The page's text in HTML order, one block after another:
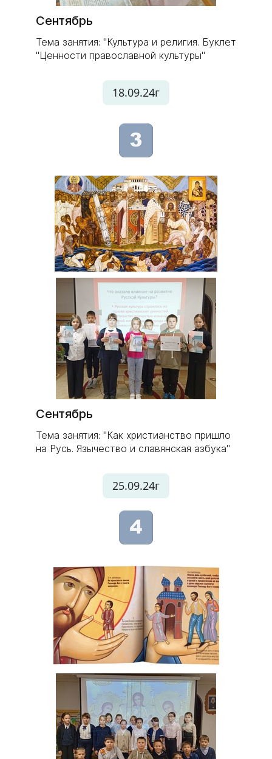
Сентябрь
Тема занятия: "Культура и религия. Буклет
"Ценности православной культуры"
18.09.24г
Сентябрь
Тема занятия: "Как христианство пришло
на Русь. Язычество и славянская азбука"
25.09.24г